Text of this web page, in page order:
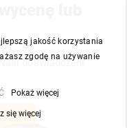
lub
doświadczeni
jakość korzystania
zgodę na używanie
Pokaż więcej
się więcej